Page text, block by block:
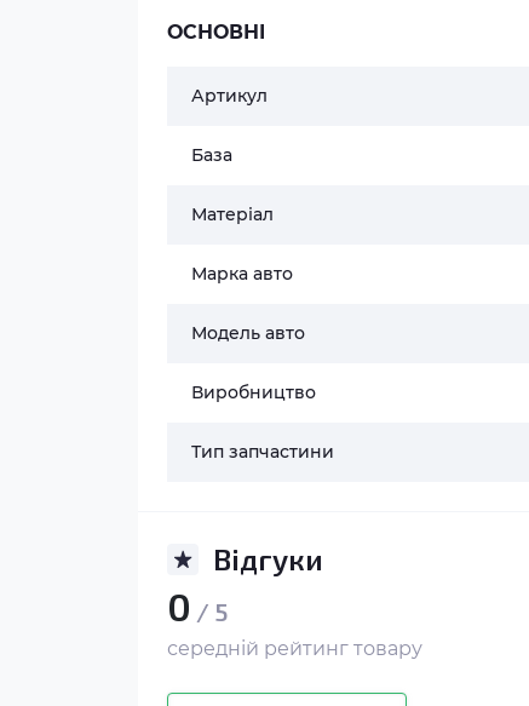
ОСНОВНІ
Артикул
База
Матеріал
Марка авто
Модель авто
Виробництво
Тип запчастини
Відгуки
0 / 5
середній рейтинг товару